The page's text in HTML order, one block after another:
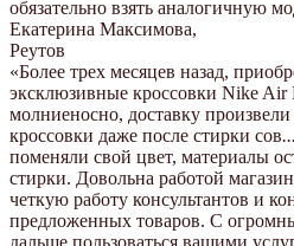
обязательно взять аналогичную
Екатерина Максимова,
Реутов
«Более трех месяцев назад,
эксклюзивные кроссовки Nike
молниеносно, доставку
кроссовки даже после стирки сов...
поменяли свой цвет, материалы
стирки. Довольна работой
четкую работу консультантов и
предложенных товаров. С
дальше пользоваться вашими